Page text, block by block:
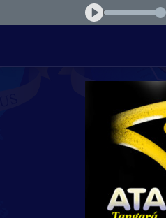
Brum - Meu Maior Prazer